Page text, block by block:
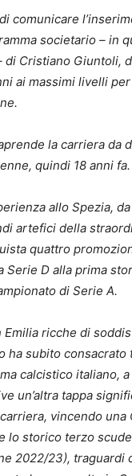
comunicare
societario – in
di Cristiano Giuntoli,
ai massimi livelli per
la carriera da
quindi 18 anni fa.
allo Spezia,
artefici della
quattro
Serie D alla prima
di Serie A.
ricche di
ha subito consacrato
calcistico italiano, a
un’altra tappa
vincendo una
lo storico terzo
2022/23), traguardi